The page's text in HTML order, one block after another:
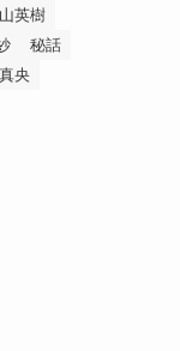
英樹
秘話
央